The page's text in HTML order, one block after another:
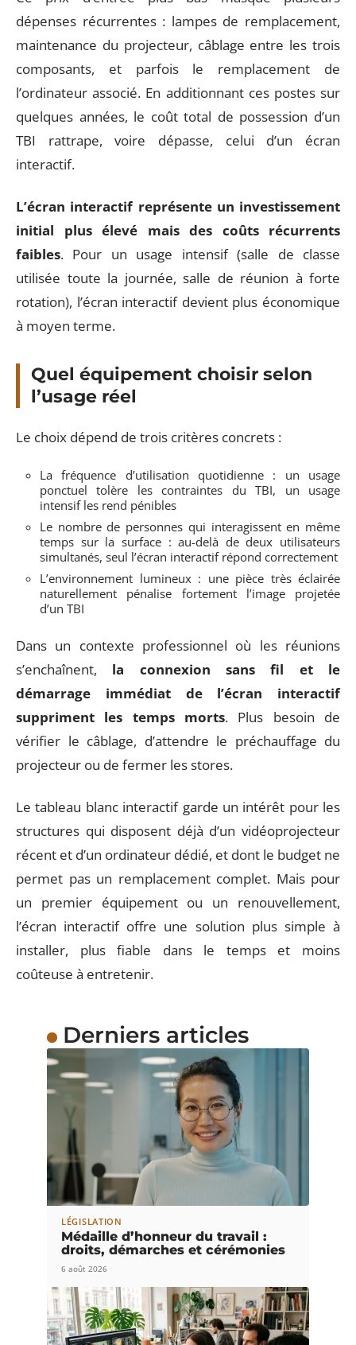
dépenses récurrentes : lampes de remplacement,
maintenance du projecteur, câblage entre les trois
composants, et parfois le remplacement de
l’ordinateur associé. En additionnant ces postes sur
quelques années, le coût total de possession d’un
TBI rattrape, voire dépasse, celui d’un écran
interactif.
L’écran interactif représente un investissement
initial plus élevé mais des coûts récurrents
faibles. Pour un usage intensif (salle de classe
utilisée toute la journée, salle de réunion à forte
rotation), l’écran interactif devient plus économique
à moyen terme.
Quel équipement choisir selon
l’usage réel
Le choix dépend de trois critères concrets :
La fréquence d’utilisation quotidienne : un usage
ponctuel tolère les contraintes du TBI, un usage
intensif les rend pénibles
Le nombre de personnes qui interagissent en même
temps sur la surface : au-delà de deux utilisateurs
simultanés, seul l’écran interactif répond correctement
L’environnement lumineux : une pièce très éclairée
naturellement pénalise fortement l’image projetée
d’un TBI
Dans un contexte professionnel où les réunions
s’enchaînent, la connexion sans fil et le
démarrage immédiat de l’écran interactif
suppriment les temps morts. Plus besoin de
vérifier le câblage, d’attendre le préchauffage du
projecteur ou de fermer les stores.
Le tableau blanc interactif garde un intérêt pour les
structures qui disposent déjà d’un vidéoprojecteur
récent et d’un ordinateur dédié, et dont le budget ne
permet pas un remplacement complet. Mais pour
un premier équipement ou un renouvellement,
l’écran interactif offre une solution plus simple à
installer, plus fiable dans le temps et moins
coûteuse à entretenir.
Derniers articles
LÉGISLATION
Médaille d’honneur du travail :
droits, démarches et cérémonies
6 août 2026